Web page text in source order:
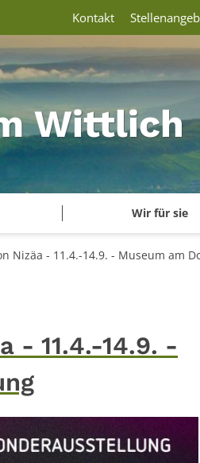
Wittlich
Wir für sie
Kontakt
Nizäa - 11.4.-14.9. - Museum am
- 11.4.-14.9. -